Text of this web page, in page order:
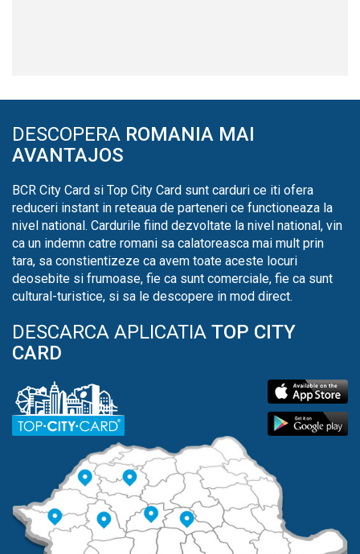
DESCOPERA ROMANIA MAI
AVANTAJOS
BCR City Card si Top City Card sunt carduri ce iti ofera
reduceri instant in reteaua de parteneri ce functioneaza la
nivel national. Cardurile fiind dezvoltate la nivel national, vin
ca un indemn catre romani sa calatoreasca mai mult prin
tara, sa constientizeze ca avem toate aceste locuri
deosebite si frumoase, fie ca sunt comerciale, fie ca sunt
cultural-turistice, si sa le descopere in mod direct.
DESCARCA APLICATIA TOP CITY
CARD